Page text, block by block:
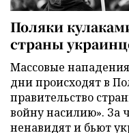
Поляки
страны
Массовые
дни происходят в
правительство
войну насилию». За
ненавидят и бьют